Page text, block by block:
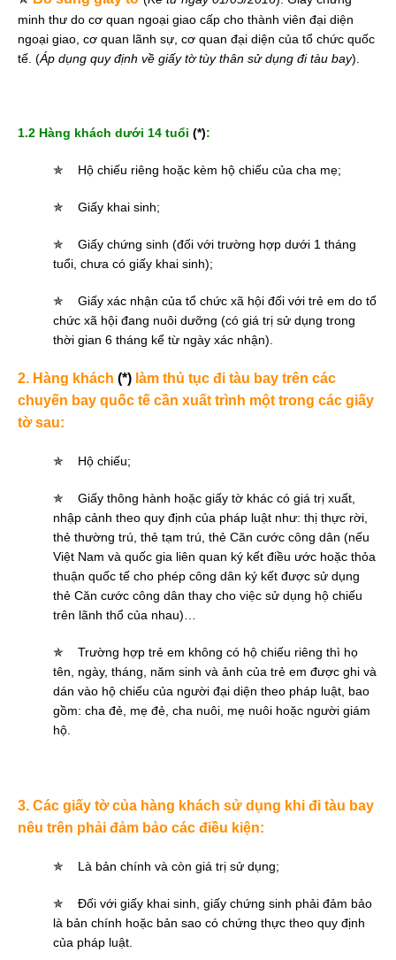
minh thư do cơ quan ngoại giao cấp cho thành viên đại diện
ngoại giao, cơ quan lãnh sự, cơ quan đại diện của tổ chức quốc
tế. (Áp dụng quy định về giấy tờ tùy thân sử dụng đi tàu bay).
1.2 Hàng khách dưới 14 tuổi (*):
✯ Hộ chiếu riêng hoặc kèm hộ chiếu của cha mẹ;
✯ Giấy khai sinh;
✯ Giấy chứng sinh (đối với trường hợp dưới 1 tháng
tuổi, chưa có giấy khai sinh);
✯ Giấy xác nhận của tổ chức xã hội đối với trẻ em do tổ
chức xã hội đang nuôi dưỡng (có giá trị sử dụng trong
thời gian 6 tháng kể từ ngày xác nhận).
2. Hàng khách (*) làm thủ tục đi tàu bay trên các
chuyến bay quốc tế cần xuất trình một trong các giấy
tờ sau:
✯ Hộ chiếu;
✯ Giấy thông hành hoặc giấy tờ khác có giá trị xuất,
nhập cảnh theo quy định của pháp luật như: thị thực rời,
thẻ thường trú, thẻ tạm trú, thẻ Căn cước công dân (nếu
Việt Nam và quốc gia liên quan ký kết điều ước hoặc thỏa
thuận quốc tế cho phép công dân ký kết được sử dụng
thẻ Căn cước công dân thay cho việc sử dụng hộ chiếu
trên lãnh thổ của nhau)…
✯ Trường hợp trẻ em không có hộ chiếu riêng thì họ
tên, ngày, tháng, năm sinh và ảnh của trẻ em được ghi và
dán vào hộ chiếu của người đại diện theo pháp luật, bao
gồm: cha đẻ, mẹ đẻ, cha nuôi, mẹ nuôi hoặc người giám
hộ.
3. Các giấy tờ của hàng khách sử dụng khi đi tàu bay
nêu trên phải đảm bảo các điều kiện:
✯ Là bản chính và còn giá trị sử dụng;
✯ Đối với giấy khai sinh, giấy chứng sinh phải đảm bảo
là bản chính hoặc bản sao có chứng thực theo quy định
của pháp luật.